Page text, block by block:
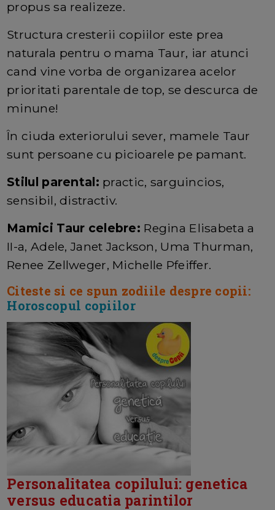
propus sa realizeze.
Structura cresterii copiilor este prea
naturala pentru o mama Taur, iar atunci
cand vine vorba de organizarea acelor
prioritati parentale de top, se descurca de
minune!
În ciuda exteriorului sever, mamele Taur
sunt persoane cu picioarele pe pamant.
Stilul parental: practic, sarguincios,
sensibil, distractiv.
Mamici Taur celebre: Regina Elisabeta a
II-a, Adele, Janet Jackson, Uma Thurman,
Renee Zellweger, Michelle Pfeiffer.
Citeste si ce spun zodiile despre copii:
Horoscopul copiilor
Personalitatea copilului: genetica
versus educatia parintilor